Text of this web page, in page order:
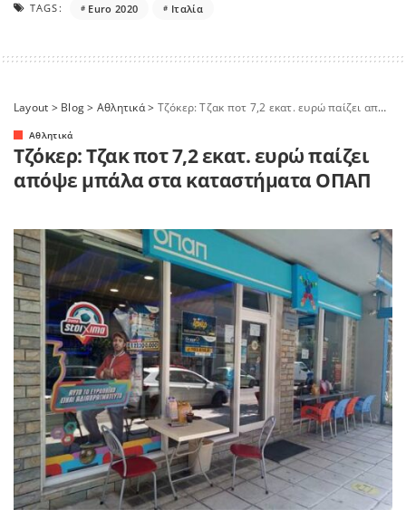
TAGS: Euro 2020 Ιταλία
Layout > Blog> Αθλητικά> Τζόκερ: Τζακ ποτ 7,2 εκατ. ευρώ παίζει απόψε μπάλα στα καταστήματα ΟΠΑΠ
Αθλητικά
Τζόκερ: Τζακ ποτ 7,2 εκατ. ευρώ παίζει
απόψε μπάλα στα καταστήματα ΟΠΑΠ